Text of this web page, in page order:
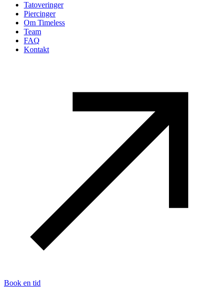
Tatoveringer
Piercinger
Om Timeless
Team
FAQ
Kontakt
Book en tid